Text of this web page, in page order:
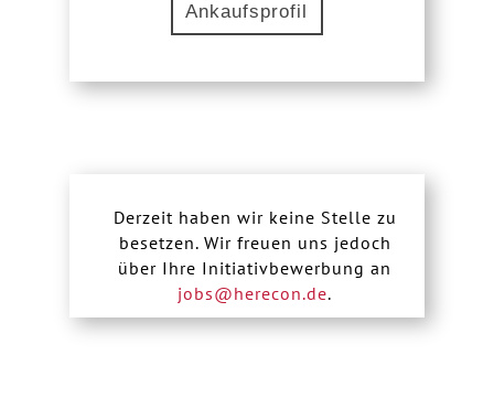
Ankaufsprofil
Derzeit haben wir keine Stelle zu
besetzen. Wir freuen uns jedoch
über Ihre Initiativbewerbung an
jobs@herecon.de.